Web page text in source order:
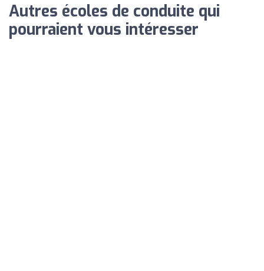
Autres écoles de conduite qui
pourraient vous intéresser